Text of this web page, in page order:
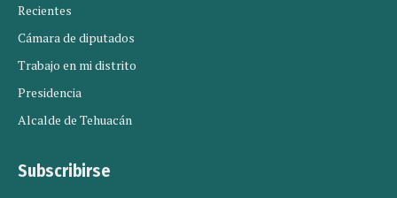
Recientes
Cámara de diputados
Trabajo en mi distrito
Presidencia
Alcalde de Tehuacán
Subscribirse